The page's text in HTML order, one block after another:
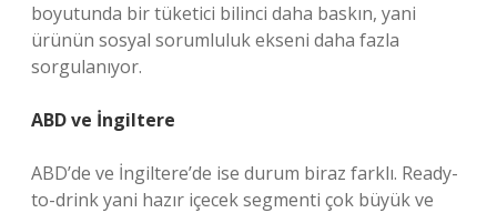
boyutunda bir tüketici bilinci daha baskın, yani
ürünün sosyal sorumluluk ekseni daha fazla
sorgulanıyor.
ABD ve İngiltere
ABD’de ve İngiltere’de ise durum biraz farklı. Ready-
to-drink yani hazır içecek segmenti çok büyük ve